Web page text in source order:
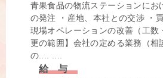
青果食品の物流ステーションにお
の発注 ・産地、本社との交渉 ・
現場オペレーションの改善（工数
更の範囲】会社の定める業務（相
の.... ....
給 与